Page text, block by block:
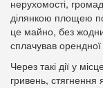
нерухомості,
ділянкою площею
це майно, без
сплачував
Через такі дії у
гривень, стягнення